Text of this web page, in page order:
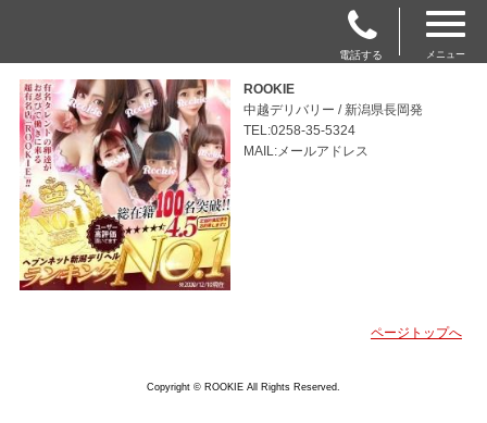
電話する メニュー
ROOKIE
中越デリバリー / 新潟県長岡発
TEL:0258-35-5324
MAIL:メールアドレス
ページトップへ
Copyright © ROOKIE All Rights Reserved.